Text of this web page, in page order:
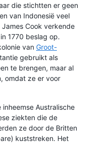
die stichtten er geen
van Indonesië veel
Cook verkende
1770 beslag op.
van Groot-
gebruikt als
te brengen, maar al
omdat ze er voor
Australische
ziekten die de
ze door de Britten
kuststreken. Het